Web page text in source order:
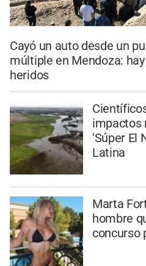
Cayó un auto desde un
múltiple en Mendoza:
heridos
impactos
'Súper El
Latina
Marta
hombre
concurso